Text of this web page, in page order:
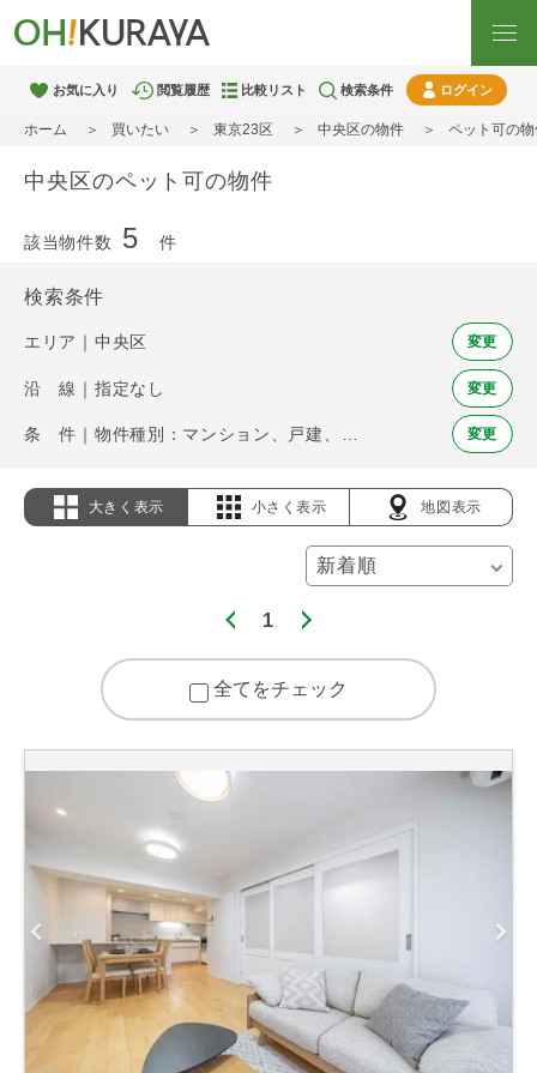
お気に入り 閲覧履歴 比較リスト 検索条件 ログイン
ホーム 買いたい 東京23区 中央区の物件 ペット可の
中央区のペット可の物件
該当物件数 5 件
検索条件
エリア｜中央区 変更
沿 線｜指定なし 変更
変更
大きく表示 小さく表示 地図表示
1
全てをチェック